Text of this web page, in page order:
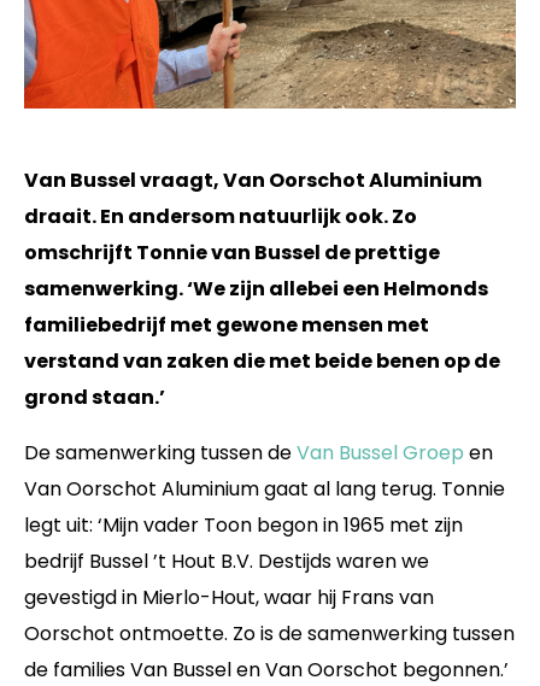
Van Bussel vraagt, Van Oorschot Aluminium
draait. En andersom natuurlijk ook. Zo
omschrijft Tonnie van Bussel de prettige
samenwerking. ‘We zijn allebei een Helmonds
familiebedrijf met gewone mensen met
verstand van zaken die met beide benen op de
grond staan.’
De samenwerking tussen deVan Bussel Groep en
Van Oorschot Aluminium gaat al lang terug. Tonnie
legt uit: ‘Mijn vader Toon begon in 1965 met zijn
bedrijf Bussel ’t Hout B.V. Destijds waren we
gevestigd in Mierlo-Hout, waar hij Frans van
Oorschot ontmoette. Zo is de samenwerking tussen
de families Van Bussel en Van Oorschot begonnen.’